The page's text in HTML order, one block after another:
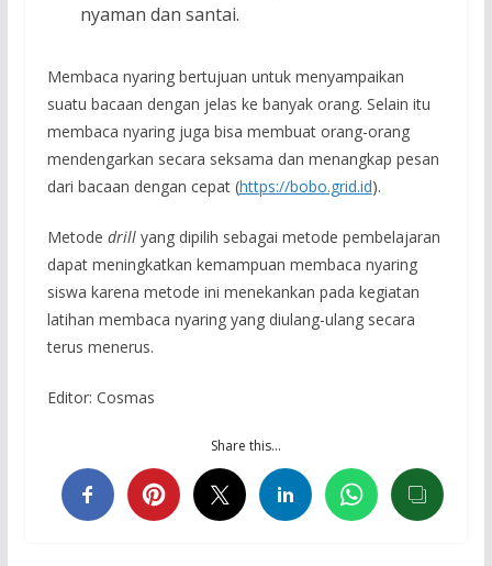
nyaman dan santai.
Membaca nyaring bertujuan untuk menyampaikan
suatu bacaan dengan jelas ke banyak orang. Selain itu
membaca nyaring juga bisa membuat orang-orang
mendengarkan secara seksama dan menangkap pesan
dari bacaan dengan cepat (https://bobo.grid.id).
Metode drillyang dipilih sebagai metode pembelajaran
dapat meningkatkan kemampuan membaca nyaring
siswa karena metode ini menekankan pada kegiatan
latihan membaca nyaring yang diulang-ulang secara
terus menerus.
Editor: Cosmas
Share this…